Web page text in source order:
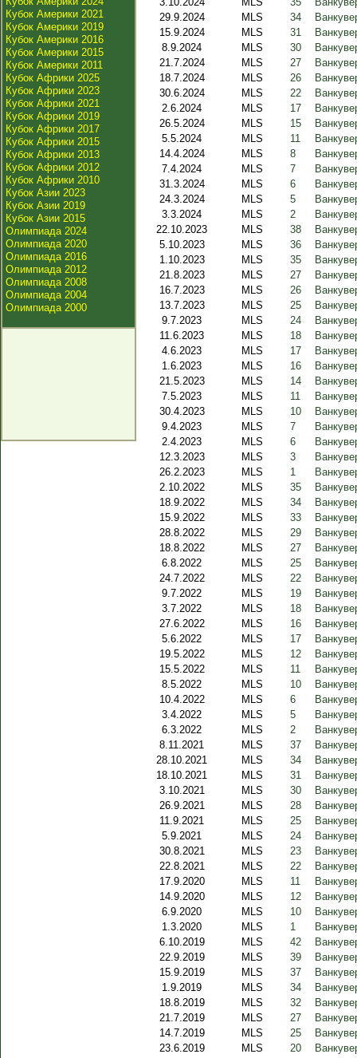
Кубок Америки 2021
Кубок Америки 2019
Кубок Америки 2016
Кубок Америки 2015
Кубок Америки 2011
Кубок Африки 2025
Кубок Африки 2023
Кубок Африки 2021
Кубок Африки 2019
Кубок Африки 2017
Кубок Африки 2015
Кубок Африки 2013
Кубок Африки 2012
Кубок Африки 2010
Кубок Азии 2023
Кубок Азии 2019
Кубок Азии 2015
Олимпиада 2024
Олимпиада 2020
Олимпиада 2016
Олимпиада 2012
Олимпиада 2008
Олимпиада 2004
Олимпиада 2000
29.9.2024
MLS 34
15.9.2024
MLS 31
8.9.2024
MLS 30
21.7.2024
MLS 27
18.7.2024
MLS 26
30.6.2024
MLS 22
2.6.2024
MLS 17
26.5.2024
MLS 15
5.5.2024
MLS 11
14.4.2024
MLS 8
7.4.2024
MLS 7
31.3.2024
MLS 6
24.3.2024
MLS 5
3.3.2024
MLS 2
22.10.2023
MLS 38
5.10.2023
MLS 36
1.10.2023
MLS 35
21.8.2023
MLS 27
16.7.2023
MLS 26
13.7.2023
MLS 25
9.7.2023
MLS 24
11.6.2023
MLS 18
4.6.2023
MLS 17
1.6.2023
MLS 16
21.5.2023
MLS 14
7.5.2023
MLS 11
30.4.2023
MLS 10
9.4.2023
MLS 7
2.4.2023
MLS 6
12.3.2023
MLS 3
26.2.2023
MLS 1
2.10.2022
MLS 35
18.9.2022
MLS 34
15.9.2022
MLS 33
28.8.2022
MLS 29
18.8.2022
MLS 27
6.8.2022
MLS 25
24.7.2022
MLS 22
9.7.2022
MLS 19
3.7.2022
MLS 18
27.6.2022
MLS 16
5.6.2022
MLS 17
19.5.2022
MLS 12
15.5.2022
MLS 11
8.5.2022
MLS 10
10.4.2022
MLS 6
3.4.2022
MLS 5
6.3.2022
MLS 2
8.11.2021
MLS 37
28.10.2021
MLS 34
18.10.2021
MLS 31
3.10.2021
MLS 30
26.9.2021
MLS 28
11.9.2021
MLS 25
5.9.2021
MLS 24
30.8.2021
MLS 23
22.8.2021
MLS 22
17.9.2020
MLS 11
14.9.2020
MLS 12
6.9.2020
MLS 10
1.3.2020
MLS 1
6.10.2019
MLS 42
22.9.2019
MLS 39
15.9.2019
MLS 37
1.9.2019
MLS 34
18.8.2019
MLS 32
21.7.2019
MLS 27
14.7.2019
MLS 25
23.6.2019
MLS 20